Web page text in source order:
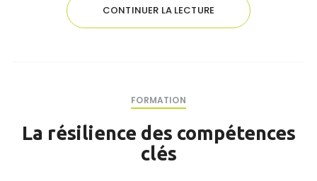
CONTINUER LA LECTURE
FORMATION
La résilience des compétences
clés